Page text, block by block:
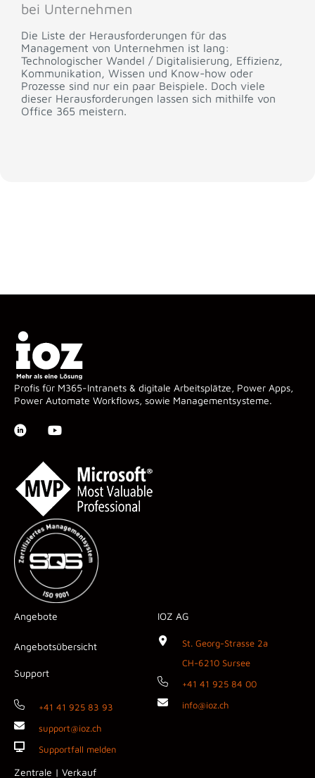
bei Unternehmen
Die Liste der Herausforderungen für das
Management von Unternehmen ist lang:
Technologischer Wandel / Digitalisierung, Effizienz,
Kommunikation, Wissen und Know-how oder
Prozesse sind nur ein paar Beispiele. Doch viele
dieser Herausforderungen lassen sich mithilfe von
Office 365 meistern.
Profis für M365-Intranets & digitale Arbeitsplätze, Power Apps,
Power Automate Workflows, sowie Managementsysteme.
Angebote
Angebotsübersicht
Support
+41 41 925 83 93
support@ioz.ch
Supportfall melden
Zentrale | Verkauf
IOZ AG
St. Georg-Strasse 2a
CH-6210 Sursee
+41 41 925 84 00
info@ioz.ch